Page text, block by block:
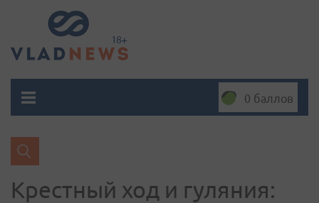
0 баллов
Крестный ход и гуляния: